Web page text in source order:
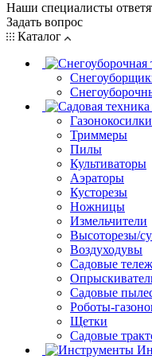
Наши специалисты
Задать вопрос
Каталог
Газонокосилки
Триммеры
Пилы
Культиваторы
Аэраторы
Кусторезы
Ножницы
Измельчители
Высоторезы/
Воздуходувы
Садовые
Садовые
Роботы-
Щетки
Садовые